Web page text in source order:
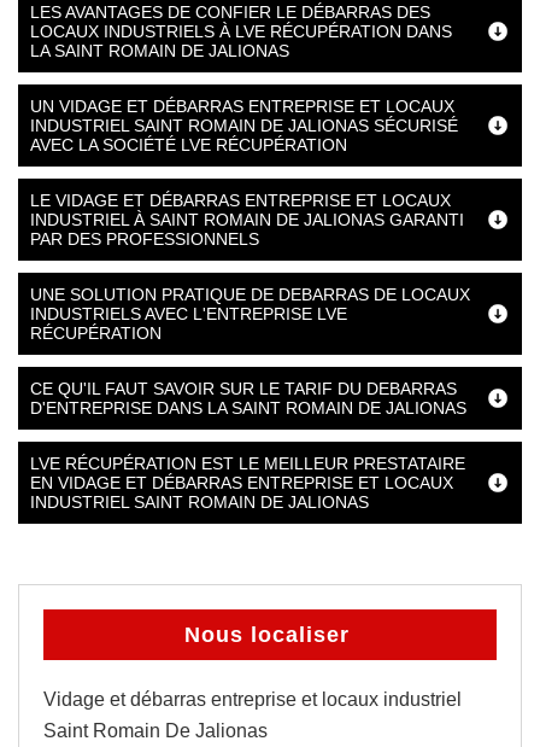
LES AVANTAGES DE CONFIER LE DÉBARRAS DES
LOCAUX INDUSTRIELS À LVE RÉCUPÉRATION DANS
LA SAINT ROMAIN DE JALIONAS
UN VIDAGE ET DÉBARRAS ENTREPRISE ET LOCAUX
INDUSTRIEL SAINT ROMAIN DE JALIONAS SÉCURISÉ
AVEC LA SOCIÉTÉ LVE RÉCUPÉRATION
LE VIDAGE ET DÉBARRAS ENTREPRISE ET LOCAUX
INDUSTRIEL À SAINT ROMAIN DE JALIONAS GARANTI
PAR DES PROFESSIONNELS
UNE SOLUTION PRATIQUE DE DEBARRAS DE LOCAUX
INDUSTRIELS AVEC L'ENTREPRISE LVE
RÉCUPÉRATION
CE QU'IL FAUT SAVOIR SUR LE TARIF DU DEBARRAS
D'ENTREPRISE DANS LA SAINT ROMAIN DE JALIONAS
LVE RÉCUPÉRATION EST LE MEILLEUR PRESTATAIRE
EN VIDAGE ET DÉBARRAS ENTREPRISE ET LOCAUX
INDUSTRIEL SAINT ROMAIN DE JALIONAS
Nous localiser
Vidage et débarras entreprise et locaux industriel
Saint Romain De Jalionas